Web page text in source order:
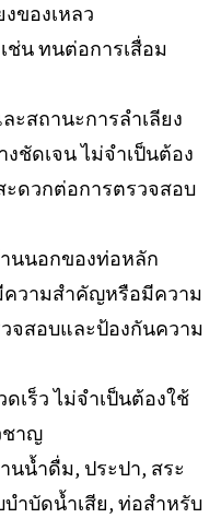
ของเหลว
ช่น ทนต่อการเสื่อม
ะสถานะการลำเลียง
ชัดเจน ไม่จำเป็นต้อง
ดวกต่อการตรวจสอบ
นนอกของท่อหลัก
ความสำคัญหรือมีความ
จสอบและป้องกันความ
เร็ว ไม่จำเป็นต้องใช้
ชาญ
นน้ำดื่ม, ประปา, สระ
ำบัดน้ำเสีย, ท่อสำหรับ